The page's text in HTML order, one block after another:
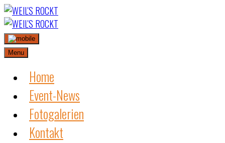
Skip
to
content
Menu
Home
Event-News
Fotogalerien
Kontakt